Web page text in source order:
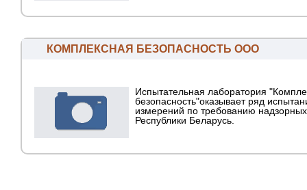
КОМПЛЕКСНАЯ БЕЗОПАСНОСТЬ ООО
Испытательная лаборатория
безопасность"оказывает ряд
измерений по требованию
Республики Беларусь.